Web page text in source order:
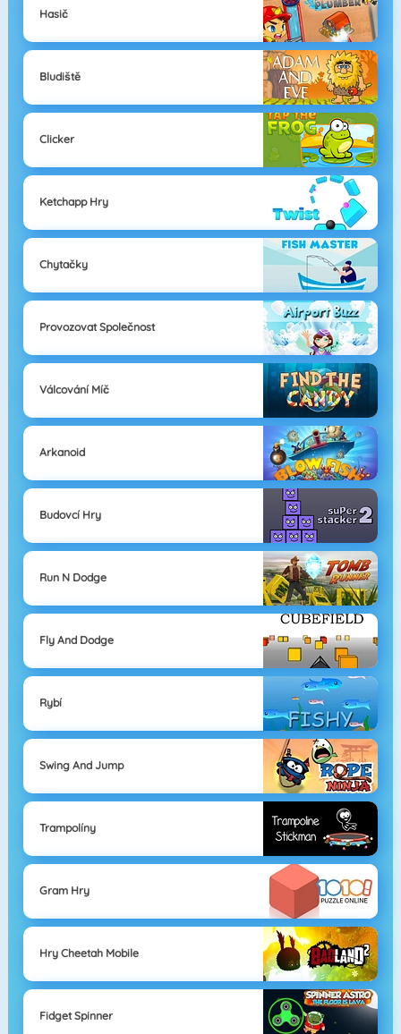
Hasič
Bludiště
Clicker
Ketchapp Hry
Chytačky
Provozovat Společnost
Válcování Míč
Arkanoid
Budovcí Hry
Run N Dodge
Fly And Dodge
Rybí
Swing And Jump
Trampolíny
Gram Hry
Hry Cheetah Mobile
Fidget Spinner